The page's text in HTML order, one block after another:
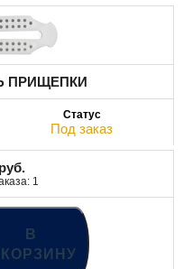
ПРИЩЕПКИ
Под заказ
руб.
1
В
КОРЗИНУ